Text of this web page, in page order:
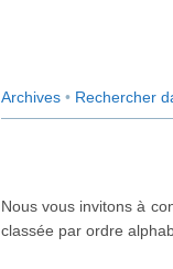
Archives • Rechercher
Nous vous invitons à
classée par ordre